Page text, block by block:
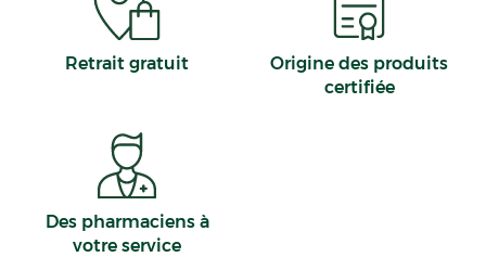
Retrait gratuit
Origine des produits
certifiée
Des pharmaciens à
votre service